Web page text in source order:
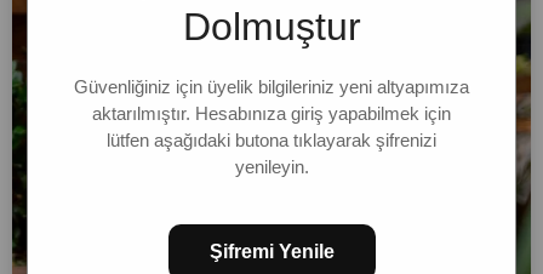
Dolmuştur
Güvenliğiniz için üyelik bilgileriniz yeni altyapımıza
aktarılmıştır. Hesabınıza giriş yapabilmek için
lütfen aşağıdaki butona tıklayarak şifrenizi
yenileyin.
Şifremi Yenile